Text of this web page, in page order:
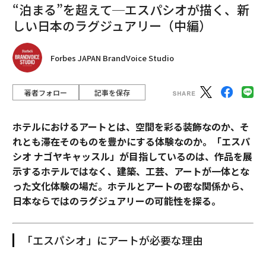
“泊まる”を超えて─エスパシオが描く、新
しい日本のラグジュアリー（中編）
Forbes JAPAN BrandVoice Studio
著者フォロー 記事を保存
ホテルにおけるアートとは、空間を彩る装飾なのか、そ
れとも滞在そのものを豊かにする体験なのか。「エスパ
シオ ナゴヤキャッスル」が目指しているのは、作品を展
示するホテルではなく、建築、工芸、アートが一体とな
った文化体験の場だ。ホテルとアートの密な関係から、
日本ならではのラグジュアリーの可能性を探る。
「エスパシオ」にアートが必要な理由